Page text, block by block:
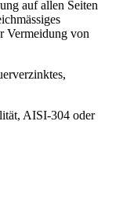
auf allen Seiten
Vermeidung von
AISI-304 oder